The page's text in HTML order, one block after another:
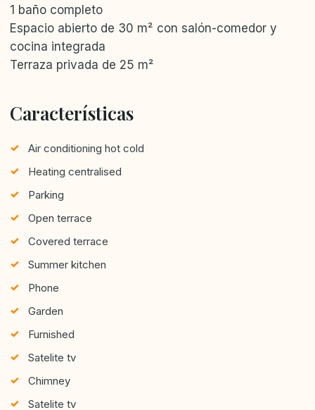
1 baño completo
Espacio abierto de 30 m² con salón-comedor y
cocina integrada
Terraza privada de 25 m²
Características
Air conditioning hot cold
Heating centralised
Parking
Open terrace
Covered terrace
Summer kitchen
Phone
Garden
Furnished
Satelite tv
Chimney
Satelite tv